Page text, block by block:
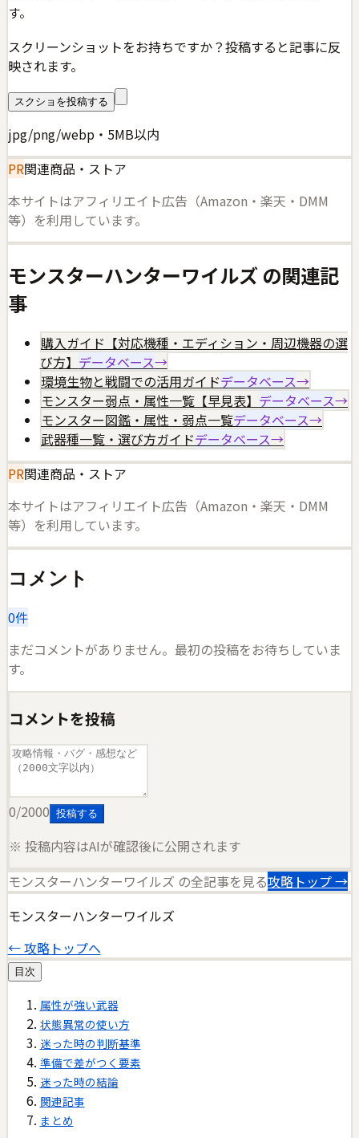
す。
スクリーンショットをお持ちですか？投稿すると記事に反
映されます。
スクショを投稿する
jpg/png/webp・5MB以内
PR関連商品・ストア
本サイトはアフィリエイト広告（Amazon・楽天・DMM
等）を利用しています。
モンスターハンターワイルズの関連記
事
購入ガイド【対応機種・エディション・周辺機器の選
び方】 データベース→
環境生物と戦闘での活用ガイドデータベース→
モンスター弱点・属性一覧【早見表】 データベース→
モンスター図鑑・属性・弱点一覧データベース→
武器種一覧・選び方ガイドデータベース→
PR関連商品・ストア
本サイトはアフィリエイト広告（Amazon・楽天・DMM
等）を利用しています。
コメント
0件
まだコメントがありません。最初の投稿をお待ちしていま
す。
コメントを投稿
0/2000 投稿する
※ 投稿内容はAIが確認後に公開されます
モンスターハンターワイルズ の全記事を見る攻略トップ →
モンスターハンターワイルズ
← 攻略トップへ
目次
属性が強い武器
状態異常の使い方
迷った時の判断基準
準備で差がつく要素
迷った時の結論
関連記事
まとめ